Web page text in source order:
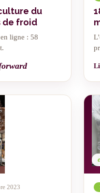
du
de froid
ligne : 58
2023